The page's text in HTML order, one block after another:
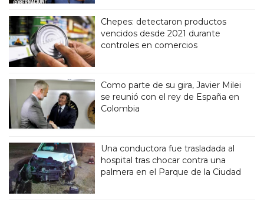
Chepes: detectaron productos
vencidos desde 2021 durante
controles en comercios
Como parte de su gira, Javier Milei
se reunió con el rey de España en
Colombia
Una conductora fue trasladada al
hospital tras chocar contra una
palmera en el Parque de la Ciudad